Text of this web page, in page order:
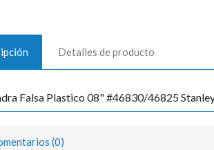
Detalles de producto
Falsa Plastico 08" #46830/46825
(0)